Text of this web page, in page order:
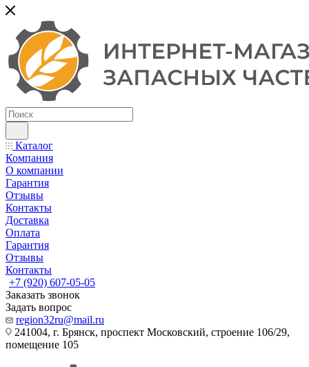
Каталог
Компания
О компании
Гарантия
Отзывы
Контакты
Доставка
Оплата
Гарантия
Отзывы
Контакты
+7 (920) 607-05-05
Заказать звонок
Задать вопрос
region32ru@mail.ru
241004, г. Брянск, проспект Московский, строение 106/29,
помещение 105